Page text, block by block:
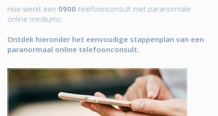
Hoe werkt een 0900-telefoonconsult met paranormale
online mediums.
Ontdek hieronder het eenvoudige stappenplan van een
paranormaal online telefoonconsult.